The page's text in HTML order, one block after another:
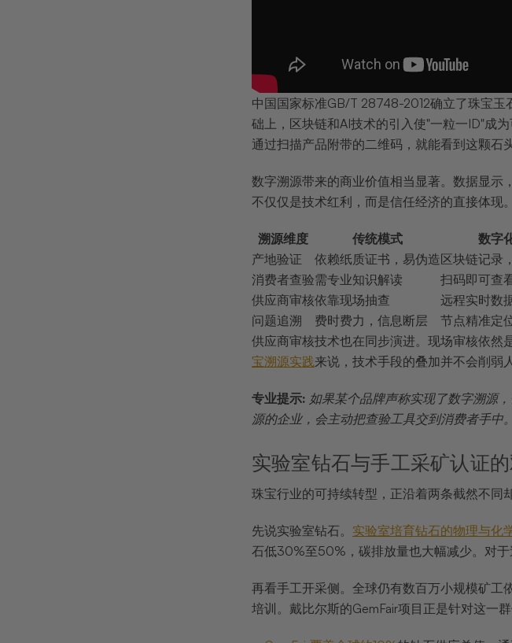
中国国家标准GB/T 28748-2012确立了珠宝
础上，区块链和AI技术的引入使"一粒一ID"成为
通过扫描产品附带的二维码，就能看到这颗石
数字溯源带来的商业价值相当显著。数据显
不仅仅是技术红利，而是信任经济的直接体现。
溯源维度 传统模式
数字
产地验证
依赖纸质证书，易伪造区块链记录
消费者查验需专业知识解读
扫码即可查
供应商审核依靠现场抽查
远程实时数
问题追溯
费时费力，信息断层
节点精准定
供应商审核技术也在同步演进。现场审核依然
宝溯源实践来说，技术手段的叠加并不会削弱
专业提示: 如果某个品牌声称实现了数字溯源
源的企业，会主动把查验工具交到消费者手中。
实验室钻石与手工采矿认证
珠宝行业的可持续转型，正沿着两条截然不同
先说实验室钻石。 实验室培育钻石的物理与化
石低30%至50%，碳排放量也大幅减少。对于
再看手工开采侧。全球仍有数百万小规模矿工
培训。戴比尔斯的GemFair项目正是针对这一群